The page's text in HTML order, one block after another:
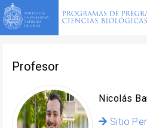
Profesor
Nicolás
Sitio